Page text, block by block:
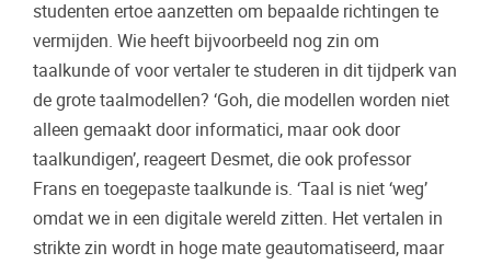
studenten ertoe aanzetten om bepaalde richtingen te
vermijden. Wie heeft bijvoorbeeld nog zin om
taalkunde of voor vertaler te studeren in dit tijdperk van
de grote taalmodellen? ‘Goh, die modellen worden niet
alleen gemaakt door informatici, maar ook door
taalkundigen’, reageert Desmet, die ook professor
Frans en toegepaste taalkunde is. ‘Taal is niet ‘weg’
omdat we in een digitale wereld zitten. Het vertalen in
strikte zin wordt in hoge mate geautomatiseerd, maar